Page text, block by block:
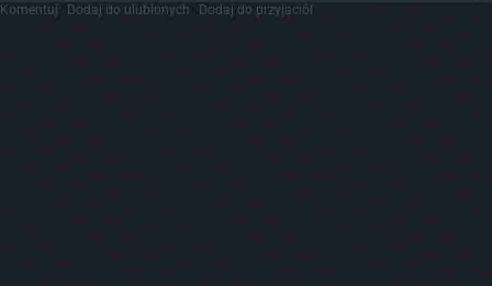
Komentuj Dodaj do ulubionych Dodaj do przyjaciół